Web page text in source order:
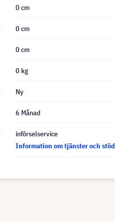
0 cm
0 cm
0 cm
0 kg
Ny
6 Månad
införselservice
Information om tjänster och stöd